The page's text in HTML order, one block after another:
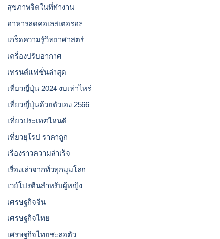
สุขภาพจิตในที่ทำงาน
อาหารลดคอเลสเตอรอล
เกร็ดความรู้วิทยาศาสตร์
เครื่องปรับอากาศ
เทรนด์แฟชั่นล่าสุด
เที่ยวญี่ปุ่น 2024 งบเท่าไหร่
เที่ยวญี่ปุ่นด้วยตัวเอง 2566
เที่ยวประเทศไหนดี
เที่ยวยุโรป ราคาถูก
เรื่องราวความสำเร็จ
เรื่องเล่าจากทั่วทุกมุมโลก
เวย์โปรตีนสำหรับผู้หญิง
เศรษฐกิจจีน
เศรษฐกิจไทย
เศรษฐกิจไทยชะลอตัว